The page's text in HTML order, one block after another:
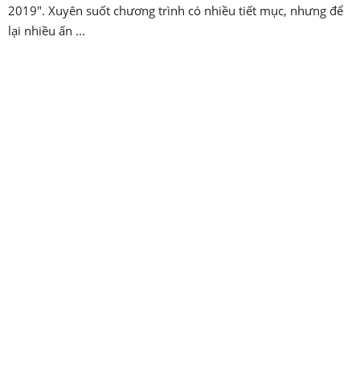
2019". Xuyên suốt chương trình có nhiều tiết mục, nhưng để
lại nhiều ấn ...